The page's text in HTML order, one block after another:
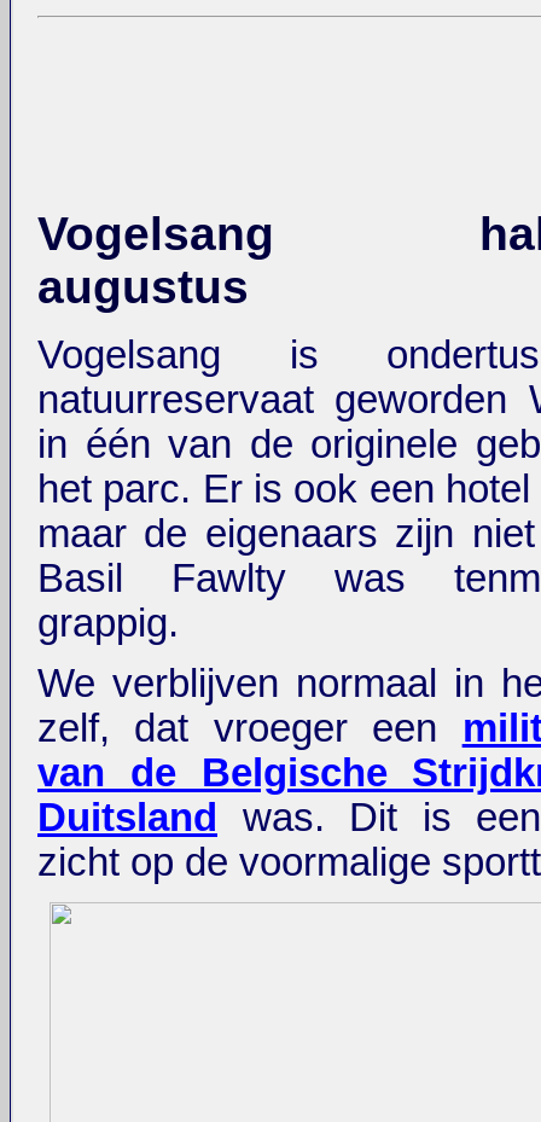
Vogelsang
augustus
Vogelsang is
natuurreservaat geworden
in één van de originele
het parc. Er is ook een
maar de eigenaars zijn
Basil Fawlty was
grappig.
We verblijven normaal in
zelf, dat vroeger een
van de Belgische
Duitsland was. Dit is
zicht op de voormalige